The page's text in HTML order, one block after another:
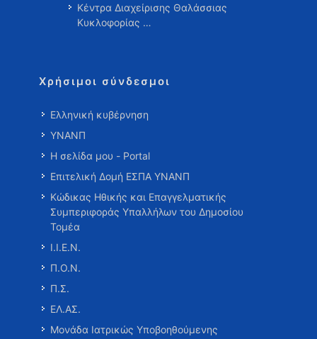
Κέντρα Διαχείρισης Θαλάσσιας
Κυκλοφορίας …
Χρήσιμοι σύνδεσμοι
Ελληνική κυβέρνηση
ΥΝΑΝΠ
Η σελίδα μου - Portal
Επιτελική Δομή ΕΣΠΑ ΥΝΑΝΠ
Κώδικας Ηθικής και Επαγγελματικής
Συμπεριφοράς Υπαλλήλων του Δημοσίου
Τομέα
Ι.Ι.Ε.Ν.
Π.Ο.Ν.
Π.Σ.
ΕΛ.ΑΣ.
Μονάδα Ιατρικώς Υποβοηθούμενης